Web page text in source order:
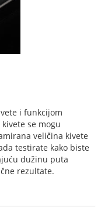
i funkcijom
se mogu
veličina kivete
testirate kako biste
dužinu puta
rezultate.